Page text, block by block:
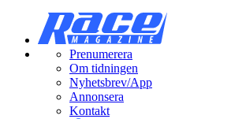
Prenumerera
Om tidningen
Nyhetsbrev/App
Annonsera
Kontakt